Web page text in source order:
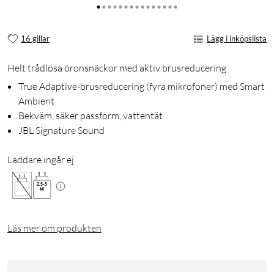
16 gillar Lägg i inköpslista
Helt trådlösa öronsnäckor med aktiv brusreducering
True Adaptive-brusreducering (fyra mikrofoner) med Smart
Ambient
Bekväm, säker passform, vattentät
JBL Signature Sound
Laddare ingår ej
2.5-5
W
Läs mer om produkten